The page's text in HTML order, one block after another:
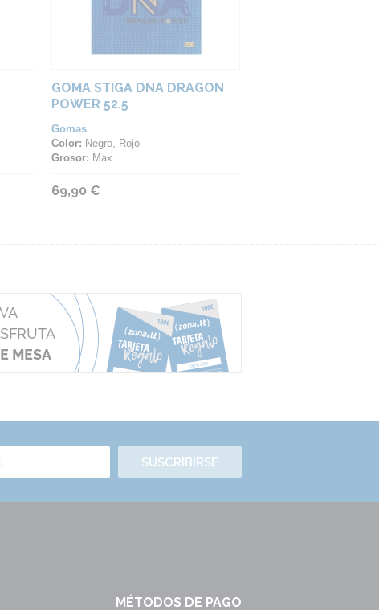
GOMA STIGA DNA DRAGON
POWER 52.5
Gomas
Color: Negro, Rojo
Grosor: Max
69,90 €
SUSCRIBIRSE
MÉTODOS DE PAGO